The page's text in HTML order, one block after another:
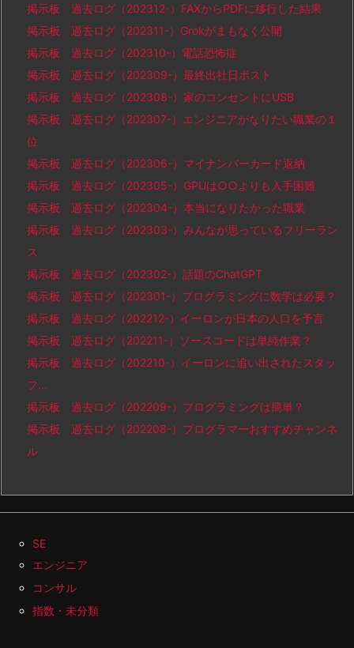
掲示板 過去ログ（202312-）FAXからPDFに移行した結果
掲示板 過去ログ（202311-）Grokがまもなく公開
掲示板 過去ログ（202310-）電話恐怖症
掲示板 過去ログ（202309-）最終出社日ポスト
掲示板 過去ログ（202308-）家のコンセントにUSB
掲示板 過去ログ（202307-）エンジニアがなりたい職業の１
位
掲示板 過去ログ（202306-）マイナンバーカード返納
掲示板 過去ログ（202305-）GPUは○○よりも入手困難
掲示板 過去ログ（202304-）本当になりたかった職業
掲示板 過去ログ（202303-）みんなが思っているフリーラン
ス
掲示板 過去ログ（202302-）話題のChatGPT
掲示板 過去ログ（202301-）プログラミングに数学は必要？
掲示板 過去ログ（202212-）イーロンが日本の人口を予言
掲示板 過去ログ（202211-）ソースコードは単純作業？
掲示板 過去ログ（202210-）イーロンに追い出されたスタッ
フ…
掲示板 過去ログ（202209-）プログラミングは簡単？
掲示板 過去ログ（202208-）プログラマーおすすめチャンネ
ル
SE
エンジニア
コンサル
指数・未分類